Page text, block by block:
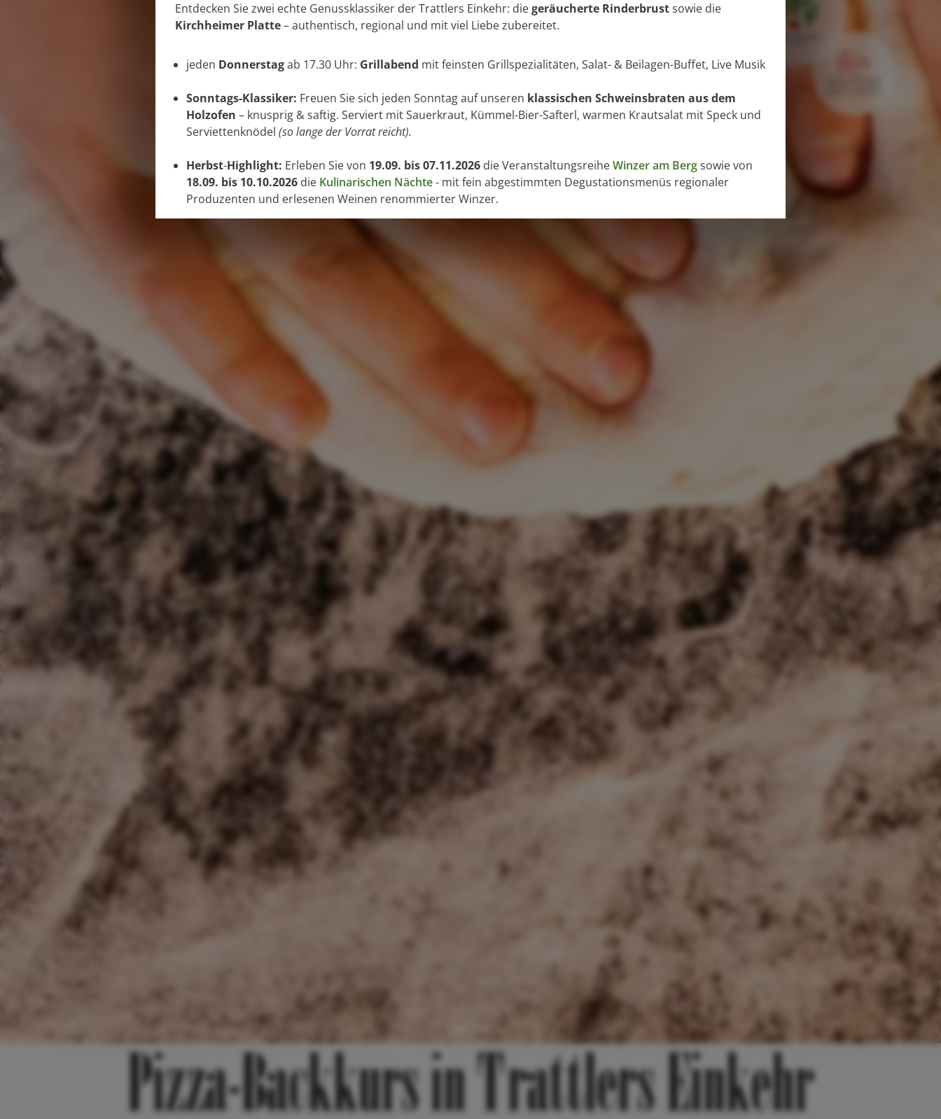
Entdecken Sie zwei echte Genussklassiker der Trattlers Einkehr: diegeräucherte Rinderbrustsowie die
Kirchheimer Platte– authentisch, regional und mit viel Liebe zubereitet.
jeden Donnerstagab 17.30 Uhr: Grillabend mit feinsten Grillspezialitäten, Salat- & Beilagen-Buffet, Live Musik
Sonntags-Klassiker: Freuen Sie sich jeden Sonntag auf unseren klassischen Schweinsbraten aus dem
Holzofen – knusprig & saftig. Serviert mit Sauerkraut, Kümmel-Bier-Safterl, warmen Krautsalat mit Speck und
Serviettenknödel (so lange der Vorrat reicht).
Herbst-Highlight: Erleben Sie von 19.09. bis 07.11.2026 die VeranstaltungsreiheWinzer am Bergsowie von
18.09. bis 10.10.2026 die Kulinarischen Nächte- mit fein abgestimmten Degustationsmenüs regionaler
Produzenten und erlesenen Weinen renommierter Winzer.
Pizza-Backkurs in Trattlers Einkehr